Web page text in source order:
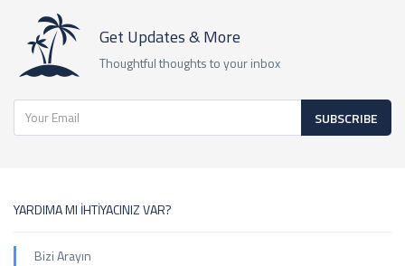
Get Updates & More
Thoughtful thoughts to your inbox
SUBSCRIBE
YARDIMA MI İHTİYACINIZ VAR?
Bizi Arayın